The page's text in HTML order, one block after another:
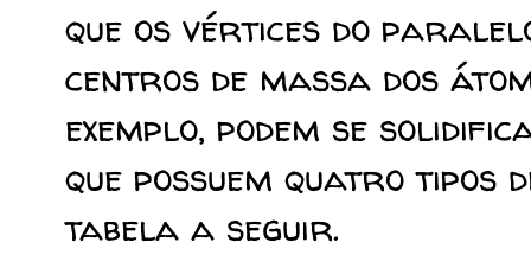
que os vértices do
centros de massa dos
exemplo, podem se
que possuem quatro
tabela a seguir.